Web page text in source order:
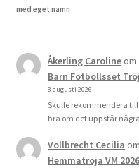
med eget namn
Åkerling Carolineom
Barn Fotbollsset
3 augusti 2026
Skulle rekommendera
bra om det uppstår
Vollbrecht Cecilia om
Hemmatröja VM